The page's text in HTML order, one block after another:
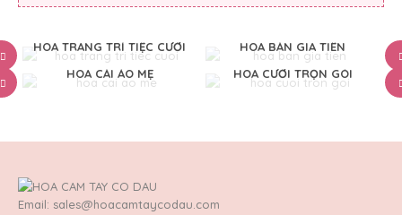
HOA TRANG TRÍ TIỆC CƯỚI
HOA BÀN GIA TIÊN
HOA CÀI ÁO MẸ
HOA CƯỚI TRỌN GÓI
Email: sales@hoacamtaycodau.com